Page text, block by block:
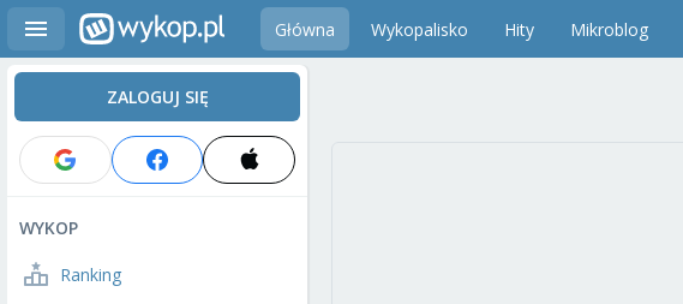
Główna Wykopalisko Hity Mikroblog
ZALOGUJ SIĘ
WYKOP
Ranking